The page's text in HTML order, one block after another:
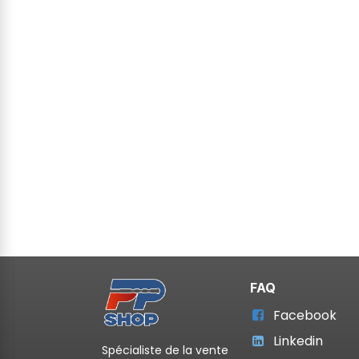
Spécialiste de la vente
FAQ
Facebook
Linkedin